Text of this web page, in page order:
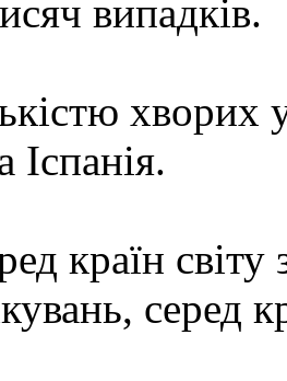
випадків.
хворих
Іспанія.
країн
серед